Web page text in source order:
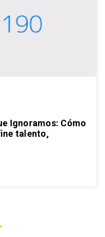
Ignoramos: Cómo
talento,